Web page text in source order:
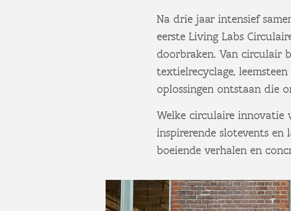
Na drie jaar intensief
eerste Living Labs
doorbraken. Van circulair
textielrecyclage,
oplossingen ontstaan die
Welke circulaire innovatie
inspirerende slotevents
boeiende verhalen en